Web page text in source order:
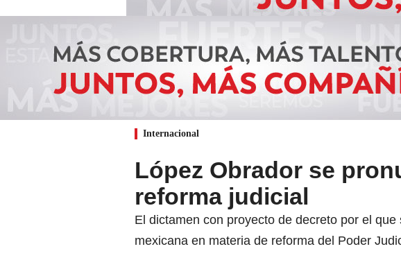
Internacional
López Obrador se
reforma judicial
El dictamen con proyecto de decreto por el
mexicana en materia de reforma del Poder